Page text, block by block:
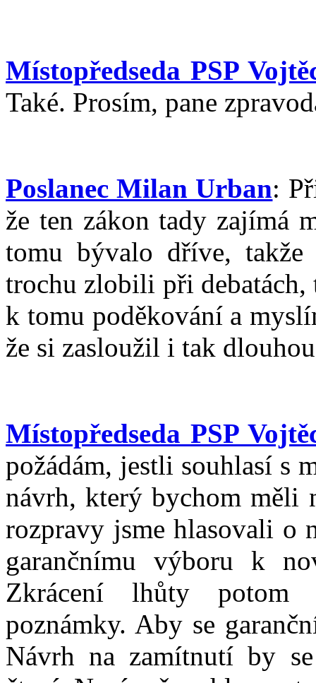
Místopředseda PSP
Také. Prosím, pane
Poslanec Milan Urban:
že ten zákon tady zajímá
tomu bývalo dříve,
trochu zlobili při debatách,
k tomu poděkování a
že si zasloužil i tak
Místopředseda PSP
požádám, jestli souhlasí s
návrh, který bychom měli
rozpravy jsme hlasovali o
garančnímu výboru k
Zkrácení lhůty potom
poznámky. Aby se
Návrh na zamítnutí by